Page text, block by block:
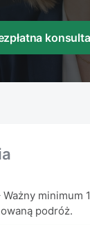
Ważny minimum
podróż.